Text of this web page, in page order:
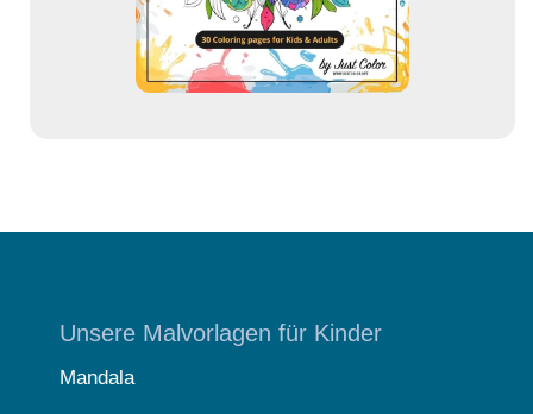
Unsere Malvorlagen für Kinder
Mandala